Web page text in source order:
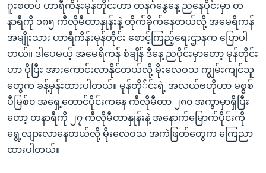
ကြည့်
ရန်
ရှာဖွေ
သို့
ကျော်
ဘာသာစကားများ
ဂူးစတပ် ဟာရီကိန်းမုန်တိုင်းဟာ တနင်္ဂနွေနေ့ ညနေပိုင်းမှာ တ
နာရီကို ၁၈၅ ကီလိုမီတာနှုန်းနဲ့ တိုက်ခိုက်နေတယ်လို့ အမေရိကန်
အမျိုးသား ဟာရီကိန်းမုန်တိုင်း စောင့်ကြည့်ရေးဌာနက ပြောပါ
တယ်။ ဒါပေမယ့် အမေရိကန် စံချိန် ဒီနေ့ ညပိုင်းမှာတော့ မုန်တိုင်း
ဟာ ပိုပြီး အားကောင်းလာနိုင်တယ်လို့ မိုးလေဝသ ကျွမ်းကျင်သူ
တွေက ခန့်မှန်းထားပါတယ်။ မုန်တို်င်းရဲ့ အလယ်ဗဟိုဟာ မစ္စစ်
ပီမြစ်၀ အရှေ့တောင်ပိုင်းကနေ ကီလိုမီတာ ၂၈၀ အကွာမှာရှိပြီး
တော့ တနာရီကို ၂၇ ကီလိုမီတာနှုန်းနဲ့ အနောက်မြောက်ပိုင်းကို
ရွေ့လျားလာနေတယ်လို့ မိုးလေဝသ အကဲဖြတ်တွေက ကြေညာ
ထားပါတယ်။